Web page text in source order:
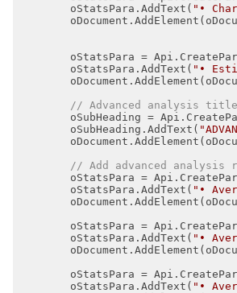
oStatsPara.AddText( "•
oStatsPara.AddText( "•
// Advanced analysis title
oSubHeading.AddText(
// Add advanced analysis
oStatsPara.AddText( "•
oStatsPara.AddText( "•
oStatsPara.AddText( "•